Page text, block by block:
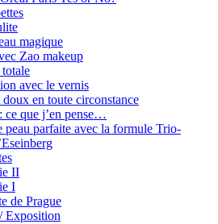
magique
Zao makeup
avec le vernis
en toute circonstance
que j’en pense…
peau parfaite avec la formule Trio-
II
I
de Prague
Exposition